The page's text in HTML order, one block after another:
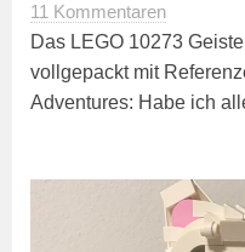
11 Kommentaren
Das LEGO 10273
vollgepackt mit
Adventures: Habe ich